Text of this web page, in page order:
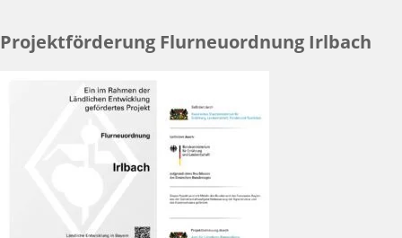
Projektförderung Flurneuordnung Irlbach